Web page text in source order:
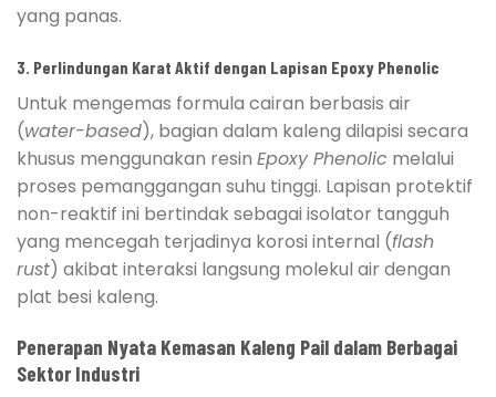
yang panas.
3. Perlindungan Karat Aktif dengan Lapisan Epoxy Phenolic
Untuk mengemas formula cairan berbasis air
(water-based), bagian dalam kaleng dilapisi secara
khusus menggunakan resin Epoxy Phenolic melalui
proses pemanggangan suhu tinggi. Lapisan protektif
non-reaktif ini bertindak sebagai isolator tangguh
yang mencegah terjadinya korosi internal (flash
rust) akibat interaksi langsung molekul air dengan
plat besi kaleng.
Penerapan Nyata Kemasan Kaleng Pail dalam Berbagai
Sektor Industri